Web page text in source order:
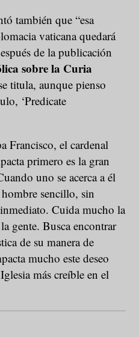
también que “esa
vaticana quedará
de la publicación
sobre la Curia
titula, aunque pienso
‘Predicate
Francisco, el cardenal
primero es la gran
uno se acerca a él
hombre sencillo, sin
Cuida mucho la
gente. Busca encontrar
de su manera de
mucho este deseo
más creíble en el